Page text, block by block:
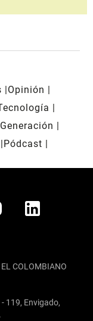
Opinión
Generación
Pódcast
COLOMBIANO
119, Envigado,